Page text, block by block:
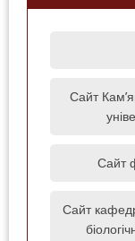
Сайт
Сайт
Сайт